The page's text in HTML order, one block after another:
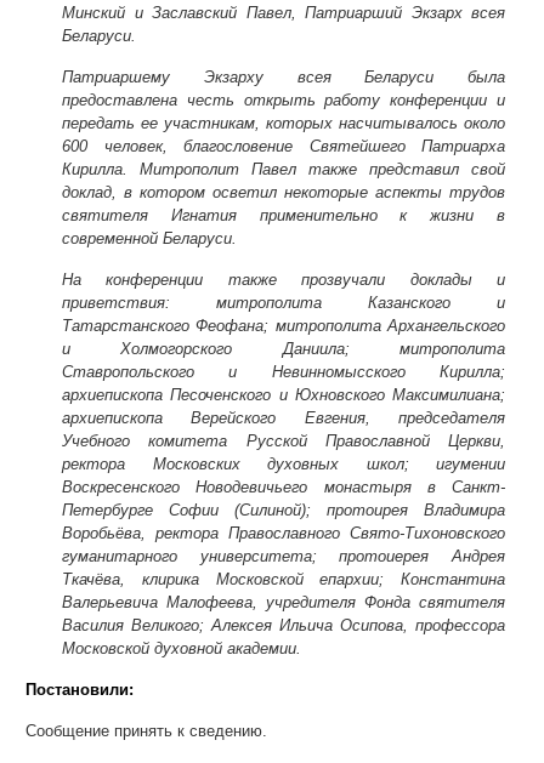
Минский и Заславский Павел, Патриарший Экзарх всея
Беларуси.
Патриаршему Экзарху всея Беларуси была
предоставлена честь открыть работу конференции и
передать ее участникам, которых насчитывалось около
600 человек, благословение Святейшего Патриарха
Кирилла. Митрополит Павел также представил свой
доклад, в котором осветил некоторые аспекты трудов
святителя Игнатия применительно к жизни в
современной Беларуси.
На конференции также прозвучали доклады и
приветствия: митрополита Казанского и
Татарстанского Феофана; митрополита Архангельского
и Холмогорского Даниила; митрополита
Ставропольского и Невинномысского Кирилла;
архиепископа Песоченского и Юхновского Максимилиана;
архиепископа Верейского Евгения, председателя
Учебного комитета Русской Православной Церкви,
ректора Московских духовных школ; игумении
Воскресенского Новодевичьего монастыря в Санкт-
Петербурге Софии (Силиной); протоирея Владимира
Воробьёва, ректора Православного Свято-Тихоновского
гуманитарного университета; протоиерея Андрея
Ткачёва, клирика Московской епархии; Константина
Валерьевича Малофеева, учредителя Фонда святителя
Василия Великого; Алексея Ильича Осипова, профессора
Московской духовной академии.
Постановили:
Сообщение принять к сведению.